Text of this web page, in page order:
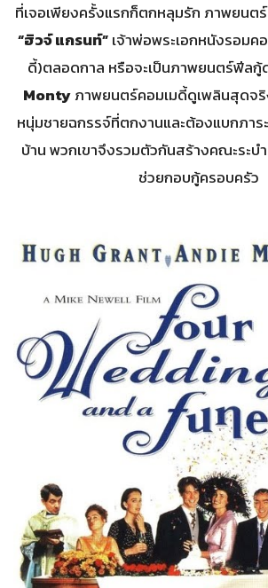
ที่เจอเพียงครั้งแรกก็ตกหลุมรัก ภาพยนต
“ฮิวจ์ แกรนท์”เจ้าพ่อพระเอกหนังรอมค
ดี้)ตลอดกาล หรือจะเป็นภาพยนตร์ฟีลกู้
Montyภาพยนตร์คอมเมดี้ดูเพลินสุดจริ
หนุ่มชายฉกรรจ์ที่ตกงานและต้องแบกภา
บ้าน พวกเขาจึงรวมตัวกันสร้างคณะระบ
ช่วยกอบกู้ครอบครัว